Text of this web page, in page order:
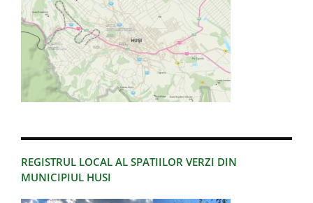
REGISTRUL LOCAL AL SPATIILOR VERZI DIN
MUNICIPIUL HUSI